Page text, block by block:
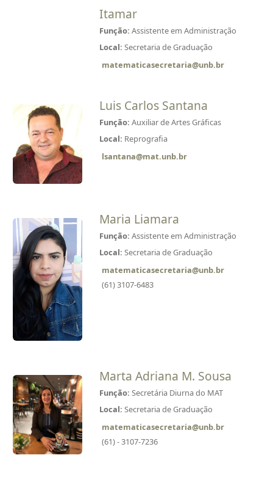
Itamar
Função: Assistente em Administração
Local: Secretaria de Graduação
matematicasecretaria@unb.br
Luis Carlos Santana
Função: Auxiliar de Artes Gráficas
Local: Reprografia
lsantana@mat.unb.br
Maria Liamara
Função: Assistente em Administração
Local: Secretaria de Graduação
matematicasecretaria@unb.br
(61) 3107-6483
Marta Adriana M. Sousa
Função: Secretária Diurna do MAT
Local: Secretaria de Graduação
matematicasecretaria@unb.br
(61) - 3107-7236